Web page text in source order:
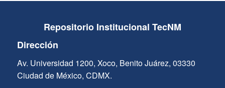
Repositorio Institucional TecNM
Dirección
Av. Universidad 1200, Xoco, Benito Juárez, 03330
Ciudad de México, CDMX.